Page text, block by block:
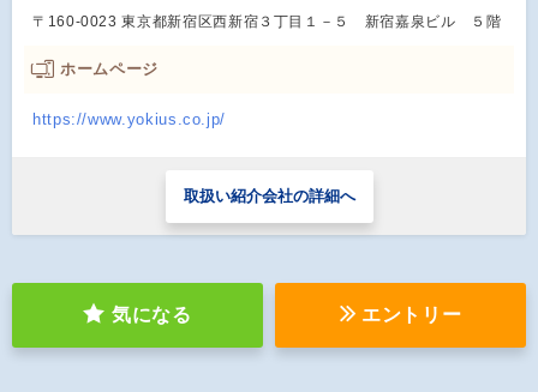
〒160-0023 東京都新宿区西新宿３丁目１－５ 新宿嘉泉ビル ５階
ホームページ
https://www.yokius.co.jp/
取扱い紹介会社の詳細へ
気になる エントリー